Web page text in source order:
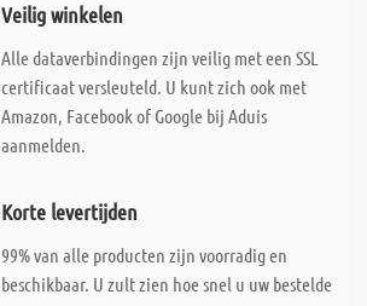
Veilig winkelen
Alle dataverbindingen zijn veilig met een SSL
certificaat versleuteld. U kunt zich ook met
Amazon, Facebook of Google bij Aduis
aanmelden.
Korte levertijden
99% van alle producten zijn voorradig en
beschikbaar. U zult zien hoe snel u uw bestelde